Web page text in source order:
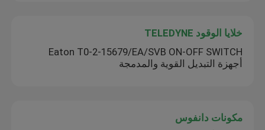
خلايا الوقود TELEDYNE
Eaton T0-2-15679/EA/SVB ON-OFF SWITCH
أجهزة التبديل القوية والمدمجة
مكونات دانفوس